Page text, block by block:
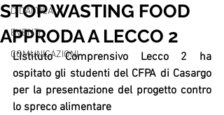
DIDATTICA
EVENTI
COMUNICAZIONI
STOP WASTING FOOD
APPRODA A LECCO 2
L’Istituto Comprensivo Lecco 2 ha
ospitato gli studenti del CFPA di Casargo
per la presentazione del progetto contro
lo spreco alimentare